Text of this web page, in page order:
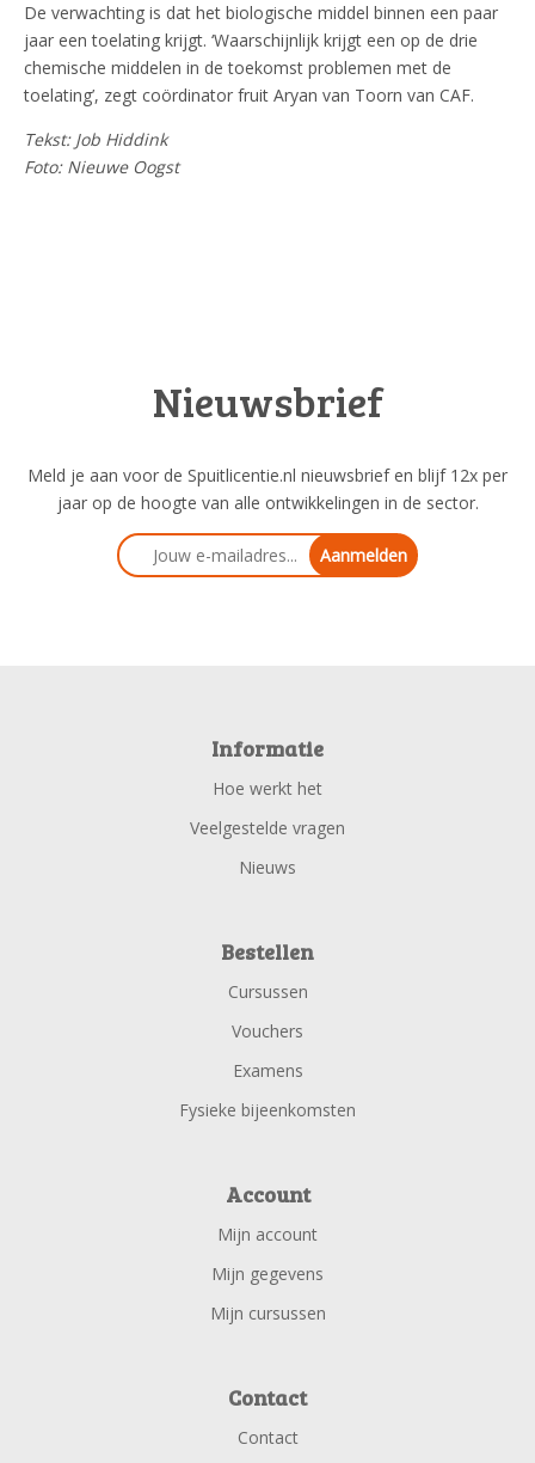
De verwachting is dat het biologische middel binnen een paar
jaar een toelating krijgt. ‘Waarschijnlijk krijgt een op de drie
chemische middelen in de toekomst problemen met de
toelating’, zegt coördinator fruit Aryan van Toorn van CAF.
Tekst: Job Hiddink
Foto: Nieuwe Oogst
Nieuwsbrief
Meld je aan voor de Spuitlicentie.nl nieuwsbrief en blijf 12x per
jaar op de hoogte van alle ontwikkelingen in de sector.
Aanmelden
Informatie
Hoe werkt het
Veelgestelde vragen
Nieuws
Bestellen
Cursussen
Vouchers
Examens
Fysieke bijeenkomsten
Account
Mijn account
Mijn gegevens
Mijn cursussen
Contact
Contact